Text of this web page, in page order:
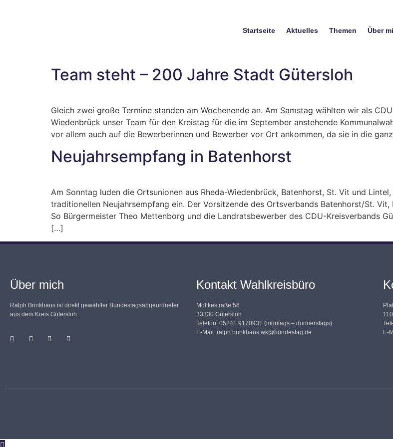
Startseite Aktuelles Themen Über
Team steht – 200 Jahre Stadt Gütersloh
Gleich zwei große Termine standen am Wochenende an. Am Samstag wählten wir als
Wiedenbrück unser Team für den Kreistag für die im September anstehende
vor allem auch auf die Bewerberinnen und Bewerber vor Ort ankommen, da sie in die
Neujahrsempfang in Batenhorst
Am Sonntag luden die Ortsunionen aus Rheda-Wiedenbrück, Batenhorst, St. Vit und
traditionellen Neujahrsempfang ein. Der Vorsitzende des Ortsverbands Batenhorst/St.
So Bürgermeister Theo Mettenborg und die Landratsbewerber des CDU-Kreisverbands
[…]
Über mich
Ralph Brinkhaus ist direkt gewählter Bundestagsabgeordneter
aus dem Kreis Gütersloh.
Kontakt Wahlkreisbüro
Moltkestraße 56
33330 Gütersloh
Telefon: 05241 9170931 (montags – donnerstags)
E-Mail:ralph.brinkhaus.wk@bundestag.de
E-